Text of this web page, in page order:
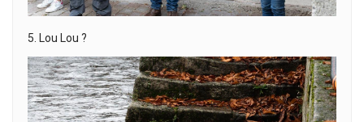
5. Lou Lou ?